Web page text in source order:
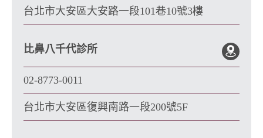
台北市大安區大安路一段101巷10號3樓
比鼻八千代診所
02-8773-0011
台北市大安區復興南路一段200號5F